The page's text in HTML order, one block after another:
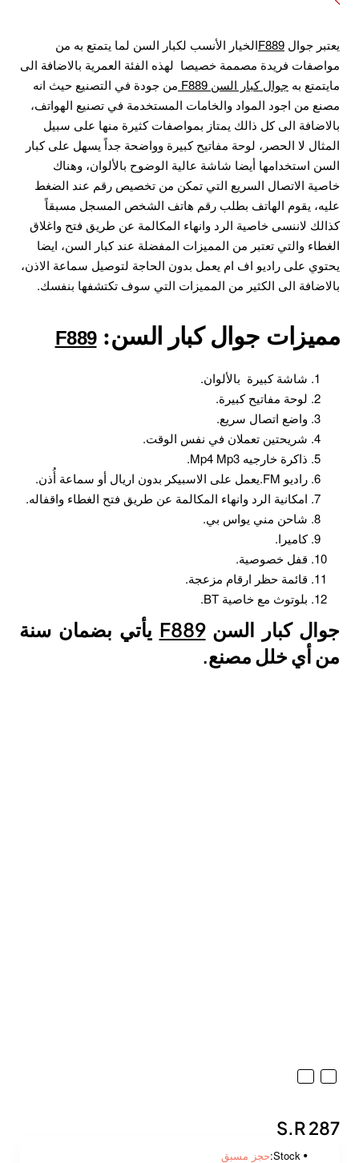
يعتبر جوال F889الخيار الأنسب لكبار السن لما يتمتع به من
مواصفات فريدة مصممة خصيصا لهذه الفئة العمرية بالاضافة الى
مايتمتع به جوال كبار السن F889
من جودة في التصنيع حيث انه
مصنع من اجود المواد والخامات المستخدمة في تصنيع الهواتف،
بالاضافة الى كل ذالك يمتاز بمواصفات كثيرة منها على سبيل
المثال لا الحصر، لوحة مفاتيح كبيرة وواضحة جداً يسهل على كبار
السن استخدامها أيضا شاشة عالية الوضوح بالألوان، وهناك
خاصية الاتصال السريع التي تمكن من تخصيص رقم عند الضغط
عليه، يقوم الهاتف بطلب رقم هاتف الشخص المسجل مسبقاً
كذالك لاننسى خاصية الرد وانهاء المكالمة عن طريق فتح واغلاق
الغطاء والتي تعتبر من المميزات المفضلة عند كبار السن، ايضا
يحتوي على راديو اف ام يعمل بدون الحاجة لتوصيل سماعة الاذن،
بالاضافة الى الكثير من المميزات التي سوف تكتشفها بنفسك.
مميزات جوال كبار السن:F889
شاشة كبيرة بالألوان.
لوحة مفاتيح كبيرة.
واضع اتصال سريع.
شريحتين تعملان في نفس الوقت.
ذاكرة خارجيه Mp4 Mp3.
راديو FM.يعمل على الاسبيكر بدون اريال أو سماعة أُذن.
امكانية الرد وانهاء المكالمة عن طريق فتح الغطاء واقفاله.
شاحن مني يواس بي.
كاميرا.
قفل خصوصية.
قائمة حظر ارقام مزعجة.
بلوتوث مع خاصية BT.
جوال كبار السنF889 يأتي بضمان سنة
من أي خلل مصنع.
S.R 287
Stock: حجز مسبق